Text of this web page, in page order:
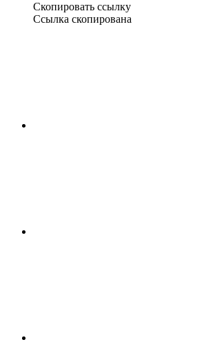
Скопировать ссылку
Ссылка скопирована